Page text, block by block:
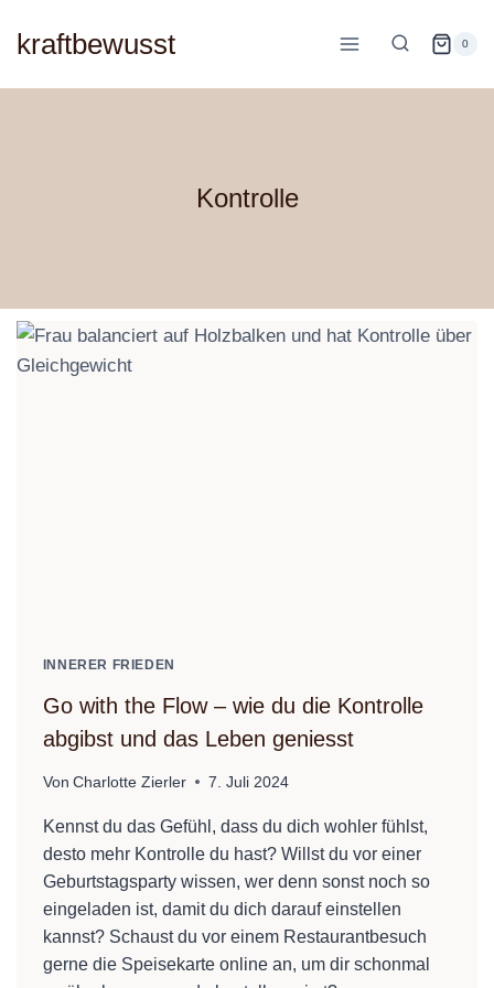
Inhalt
kraftbewusst 0
Kontrolle
INNERER FRIEDEN
Go with the Flow – wie du die Kontrolle
abgibst und das Leben geniesst
Von Charlotte Zierler 7. Juli 2024
Kennst du das Gefühl, dass du dich wohler fühlst,
desto mehr Kontrolle du hast? Willst du vor einer
Geburtstagsparty wissen, wer denn sonst noch so
eingeladen ist, damit du dich darauf einstellen
kannst? Schaust du vor einem Restaurantbesuch
gerne die Speisekarte online an, um dir schonmal